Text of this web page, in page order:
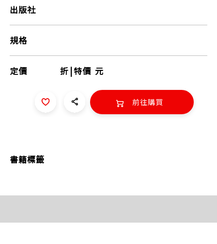
出版社
規格
定價 折 |特價 元
前往購買
書籍標籤